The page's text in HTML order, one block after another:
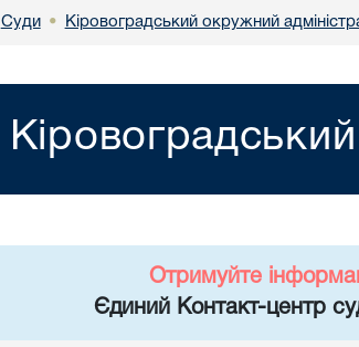
Суди • Кіровоградський окружний
Отримуйте
Єдиний Контакт-центр